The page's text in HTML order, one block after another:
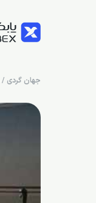
جهان گردی /